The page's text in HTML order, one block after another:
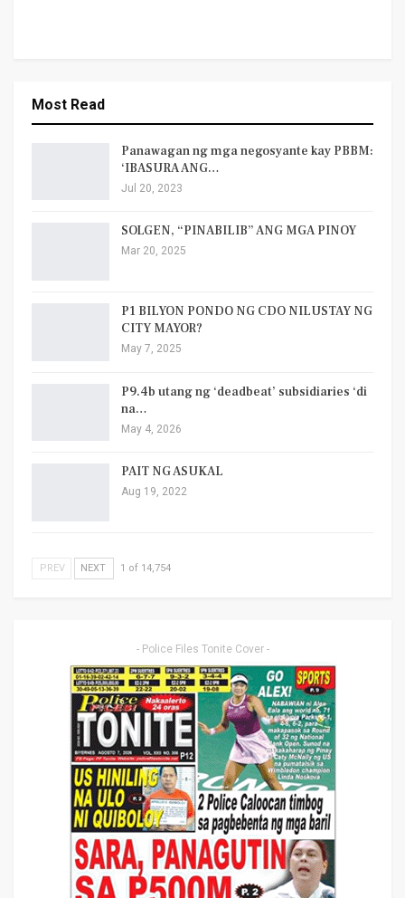
Most Read
Panawagan ng mga negosyante kay PBBM:
‘IBASURA ANG…
Jul 20, 2023
SOLGEN, “PINABILIB” ANG MGA PINOY
Mar 20, 2025
P1 BILYON PONDO NG CDO NILUSTAY NG
CITY MAYOR?
May 7, 2025
P9.4b utang ng ‘deadbeat’ subsidiaries ‘di
na…
May 4, 2026
PAIT NG ASUKAL
Aug 19, 2022
PREV NEXT 1 of 14,754
- Police Files Tonite Cover -